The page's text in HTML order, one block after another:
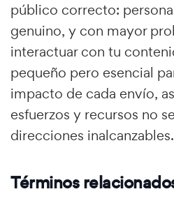
público correcto:
genuino, y con mayor
interactuar con tu
pequeño pero esencial
impacto de cada envío,
esfuerzos y recursos no
direcciones inalcanzables.
Términos